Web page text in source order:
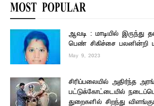
MOST POPULAR
ஆவடி : மாடியில் இருந்து
பெண் சிகிச்சை பலனின்றி
May 9, 2023
சிரிப்பலையில் அதிர்ந்த
பட்டுக்கோட்டையில்
துறைகளில் சிறந்து